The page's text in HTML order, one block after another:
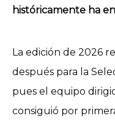
históricamente ha
La edición de 2026
después para la
pues el equipo
consiguió por